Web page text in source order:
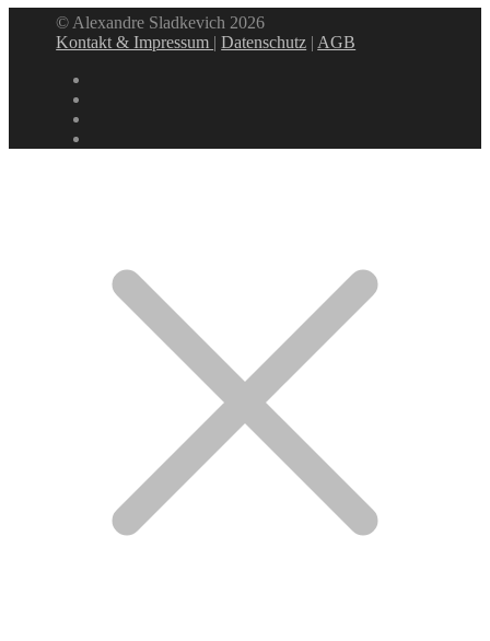
© Alexandre Sladkevich 2026
Kontakt & Impressum |Datenschutz | AGB